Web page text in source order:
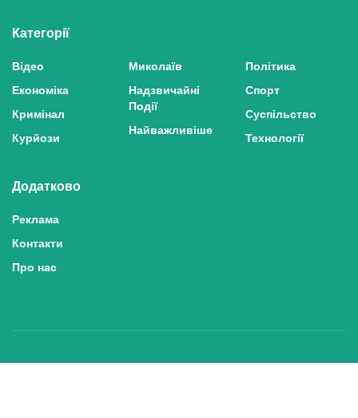
Категорії
Відео
Економіка
Кримінал
Курйози
Миколаїв
Надзвичайні
Події
Найважливіше
Політика
Спорт
Суспільство
Технології
Додатково
Реклама
Контакти
Про нас
Політика конфіденційності та захисту персональних даних